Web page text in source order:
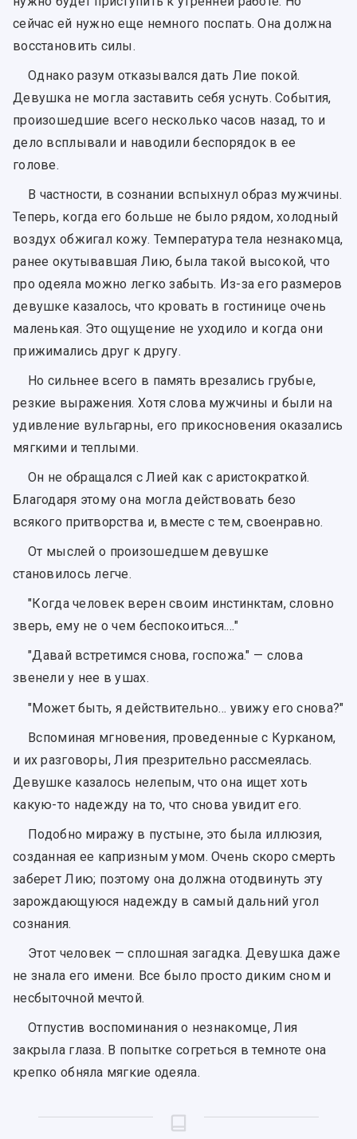
сейчас ей нужно еще немного поспать. Она должна
восстановить силы.
Однако разум отказывался дать Лие покой.
Девушка не могла заставить себя уснуть. События,
произошедшие всего несколько часов назад, то и
дело всплывали и наводили беспорядок в ее
голове.
В частности, в сознании вспыхнул образ мужчины.
Теперь, когда его больше не было рядом, холодный
воздух обжигал кожу. Температура тела незнакомца,
ранее окутывавшая Лию, была такой высокой, что
про одеяла можно легко забыть. Из-за его размеров
девушке казалось, что кровать в гостинице очень
маленькая. Это ощущение не уходило и когда они
прижимались друг к другу.
Но сильнее всего в память врезались грубые,
резкие выражения. Хотя слова мужчины и были на
удивление вульгарны, его прикосновения оказались
мягкими и теплыми.
Он не обращался с Лией как с аристократкой.
Благодаря этому она могла действовать безо
всякого притворства и, вместе с тем, своенравно.
От мыслей о произошедшем девушке
становилось легче.
"Когда человек верен своим инстинктам, словно
зверь, ему не о чем беспокоиться.…"
"Давай встретимся снова, госпожа." — слова
звенели у нее в ушах.
"Может быть, я действительно… увижу его снова?"
Вспоминая мгновения, проведенные с Курканом,
и их разговоры, Лия презрительно рассмеялась.
Девушке казалось нелепым, что она ищет хоть
какую-то надежду на то, что снова увидит его.
Подобно миражу в пустыне, это была иллюзия,
созданная ее капризным умом. Очень скоро смерть
заберет Лию; поэтому она должна отодвинуть эту
зарождающуюся надежду в самый дальний угол
сознания.
Этот человек — сплошная загадка. Девушка даже
не знала его имени. Все было просто диким сном и
несбыточной мечтой.
Отпустив воспоминания о незнакомце, Лия
закрыла глаза. В попытке согреться в темноте она
крепко обняла мягкие одеяла.